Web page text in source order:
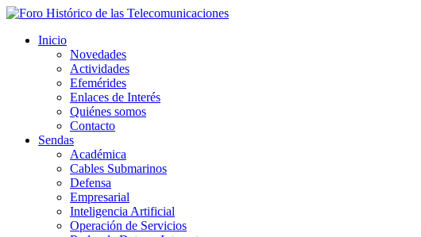
Inicio
Novedades
Actividades
Efemérides
Enlaces de Interés
Quiénes somos
Contacto
Sendas
Académica
Cables Submarinos
Defensa
Empresarial
Inteligencia Artificial
Operación de Servicios